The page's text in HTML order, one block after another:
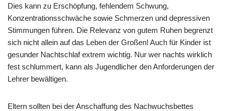
Dies kann zu Erschöpfung, fehlendem Schwung,
Konzentrationsschwäche sowie Schmerzen und depressiven
Stimmungen führen. Die Relevanz von gutem Ruhen begrenzt
sich nicht allein auf das Leben der Großen! Auch für Kinder ist
gesunder Nachtschlaf extrem wichtig. Nur wer nachts wirklich
fest schlummert, kann als Jugendlicher den Anforderungen der
Lehrer bewältigen.
Eltern sollten bei der Anschaffung des Nachwuchsbettes